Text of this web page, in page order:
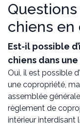
chiens
Est-il possible
chiens dans
Oui, il est possible
une copropriété,
assemblée
règlement de
intérieur interdisant